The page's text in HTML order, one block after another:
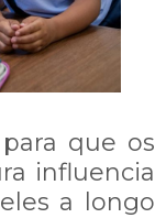
que os
influencia
a longo